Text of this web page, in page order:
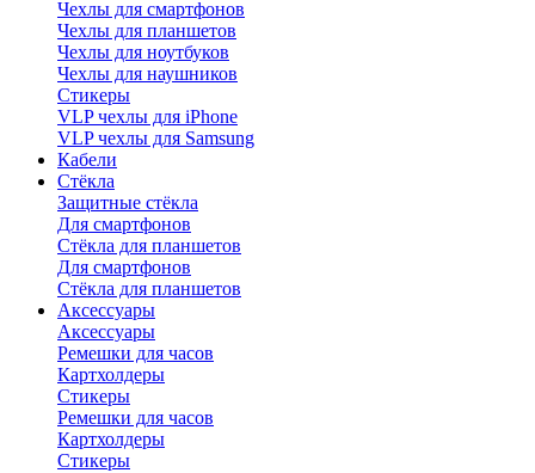
Чехлы для смартфонов
Чехлы для планшетов
Чехлы для ноутбуков
Чехлы для наушников
Стикеры
VLP чехлы для iPhone
VLP чехлы для Samsung
Кабели
Стёкла
Защитные стёкла
Для смартфонов
Стёкла для планшетов
Для смартфонов
Стёкла для планшетов
Аксессуары
Аксессуары
Ремешки для часов
Картхолдеры
Стикеры
Ремешки для часов
Картхолдеры
Стикеры